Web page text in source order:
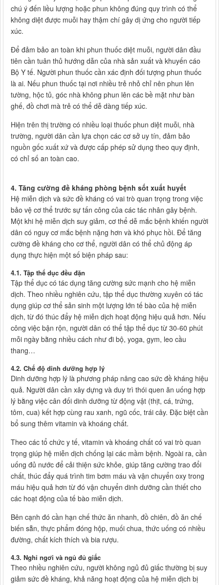
chú ý đến liều lượng hoặc phun không đúng quy trình có thể
không diệt được muỗi hay thậm chí gây dị ứng cho người tiếp
xúc.
Để đảm bảo an toàn khi phun thuốc diệt muỗi, người dân đầu
tiên cần tuân thủ hướng dẫn của nhà sản xuất và khuyến cáo
Bộ Y tế. Người phun thuốc cần xác định đối tượng phun thuốc
là ai. Nếu phun thuốc tại nơi nhiều trẻ nhỏ chỉ nên phun lên
tường, hộc tủ, góc nhà không phun lên các bề mặt như bàn
ghế, đồ chơi mà trẻ có thể dễ dàng tiếp xúc.
Hiện trên thị trường có nhiều loại thuốc phun diệt muỗi, nhà
trường, người dân cần lựa chọn các cơ sở uy tín, đảm bảo
nguồn gốc xuất xứ và được cấp phép sử dụng theo quy định,
có chỉ số an toàn cao.
4. Tăng cường đề kháng phòng bệnh sốt xuất huyết
Hệ miễn dịch và sức đề kháng có vai trò quan trọng trong việc
bảo vệ cơ thể trước sự tấn công của các tác nhân gây bệnh.
Một khi hệ miễn dịch suy giảm, cơ thể dễ mắc bệnh khiến người
dân có nguy cơ mắc bệnh nặng hơn và khó phục hồi. Để tăng
cường đề kháng cho cơ thể, người dân có thể chủ động áp
dụng thực hiện một số biện pháp sau:
4.1. Tập thể dục đều đặn
Tập thể dục có tác dụng tăng cường sức mạnh cho hệ miễn
dịch. Theo nhiều nghiên cứu, tập thể dục thường xuyên có tác
dụng giúp cơ thể sản sinh một lượng lớn tế bào của hệ miễn
dịch, từ đó thúc đẩy hệ miễn dịch hoạt động hiệu quả hơn. Nếu
công việc bận rộn, người dân có thể tập thể dục từ 30-60 phút
mỗi ngày bằng nhiều cách như đi bộ, yoga, gym, leo cầu
thang…
4.2. Chế độ dinh dưỡng hợp lý
Dinh dưỡng hợp lý là phương pháp nâng cao sức đề kháng hiệu
quả. Người dân cần xây dựng và duy trì thói quen ăn uống hợp
lý bằng việc cân đối dinh dưỡng từ động vật (thịt, cá, trứng,
tôm, cua) kết hợp cùng rau xanh, ngũ cốc, trái cây. Đặc biệt cần
bổ sung thêm vitamin và khoáng chất.
Theo các tổ chức y tế, vitamin và khoáng chất có vai trò quan
trọng giúp hệ miễn dịch chống lại các mầm bệnh. Ngoài ra, cần
uống đủ nước để cải thiện sức khỏe, giúp tăng cường trao đổi
chất, thúc đẩy quá trình tim bơm máu và vận chuyển oxy trong
máu hiệu quả hơn từ đó vận chuyển dinh dưỡng cần thiết cho
các hoạt động của tế bào miễn dịch.
Bên cạnh đó cần hạn chế thức ăn nhanh, đồ chiên, đồ ăn chế
biến sẵn, thực phẩm đóng hộp, muối chua, thức uống có nhiều
đường, chất kích thích và bia rượu.
4.3. Nghỉ ngơi và ngủ đủ giấc
Theo nhiều nghiên cứu, người không ngủ đủ giấc thường bị suy
giảm sức đề kháng, khả năng hoạt động của hệ miễn dịch bị